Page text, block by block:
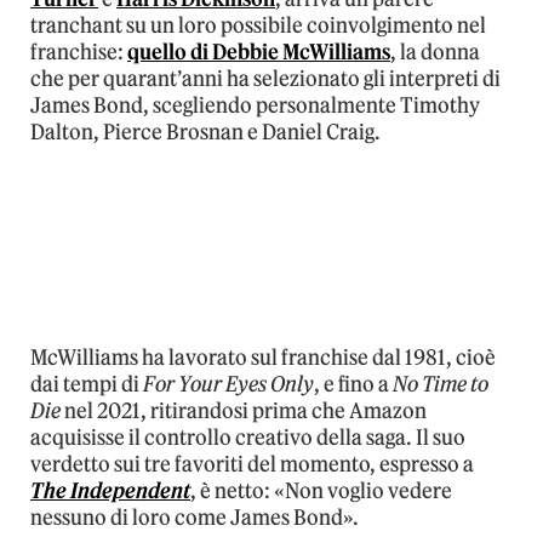
tranchant su un loro possibile coinvolgimento nel
franchise:quello di Debbie McWilliams, la donna
che per quarant’anni ha selezionato gli interpreti di
James Bond, scegliendo personalmente Timothy
Dalton, Pierce Brosnan e Daniel Craig.
McWilliams ha lavorato sul franchise dal 1981, cioè
dai tempi diFor Your Eyes Only, e fino aNo Time to
Dienel 2021, ritirandosi prima che Amazon
acquisisse il controllo creativo della saga. Il suo
verdetto sui tre favoriti del momento, espresso a
The Independent, è netto: «Non voglio vedere
nessuno di loro come James Bond».